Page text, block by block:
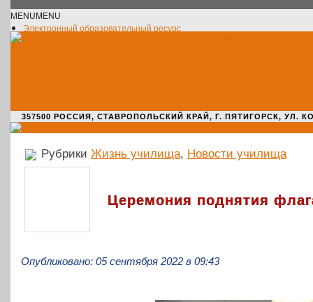
MENUMENU
Электронный образовательный ресурс
357500 РОССИЯ, СТАВРОПОЛЬСКИЙ КРАЙ, Г. ПЯТИГОРСК, УЛ.
Рубрики Жизнь училища, Новости училища
Церемония поднятия
Опубликовано: 05 сентября 2022 в 09:43